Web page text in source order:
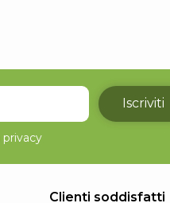
Iscriviti
privacy
Clienti soddisfatti